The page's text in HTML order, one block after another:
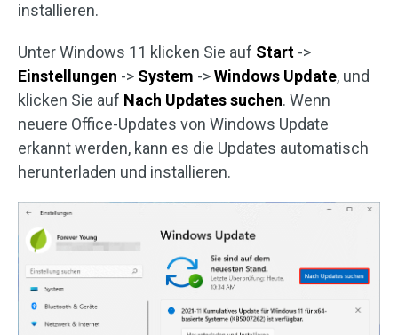
installieren.
Unter Windows 11 klicken Sie auf Start ->
Einstellungen -> System ->Windows Update, und
klicken Sie auf Nach Updates suchen. Wenn
neuere Office-Updates von Windows Update
erkannt werden, kann es die Updates automatisch
herunterladen und installieren.